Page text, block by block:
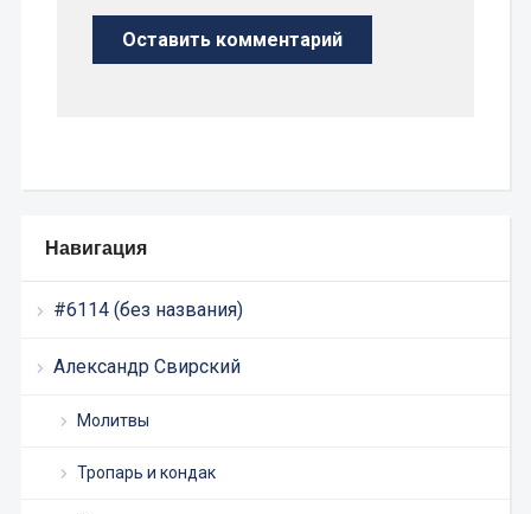
Навигация
#6114 (без названия)
Александр Свирский
Молитвы
Тропарь и кондак